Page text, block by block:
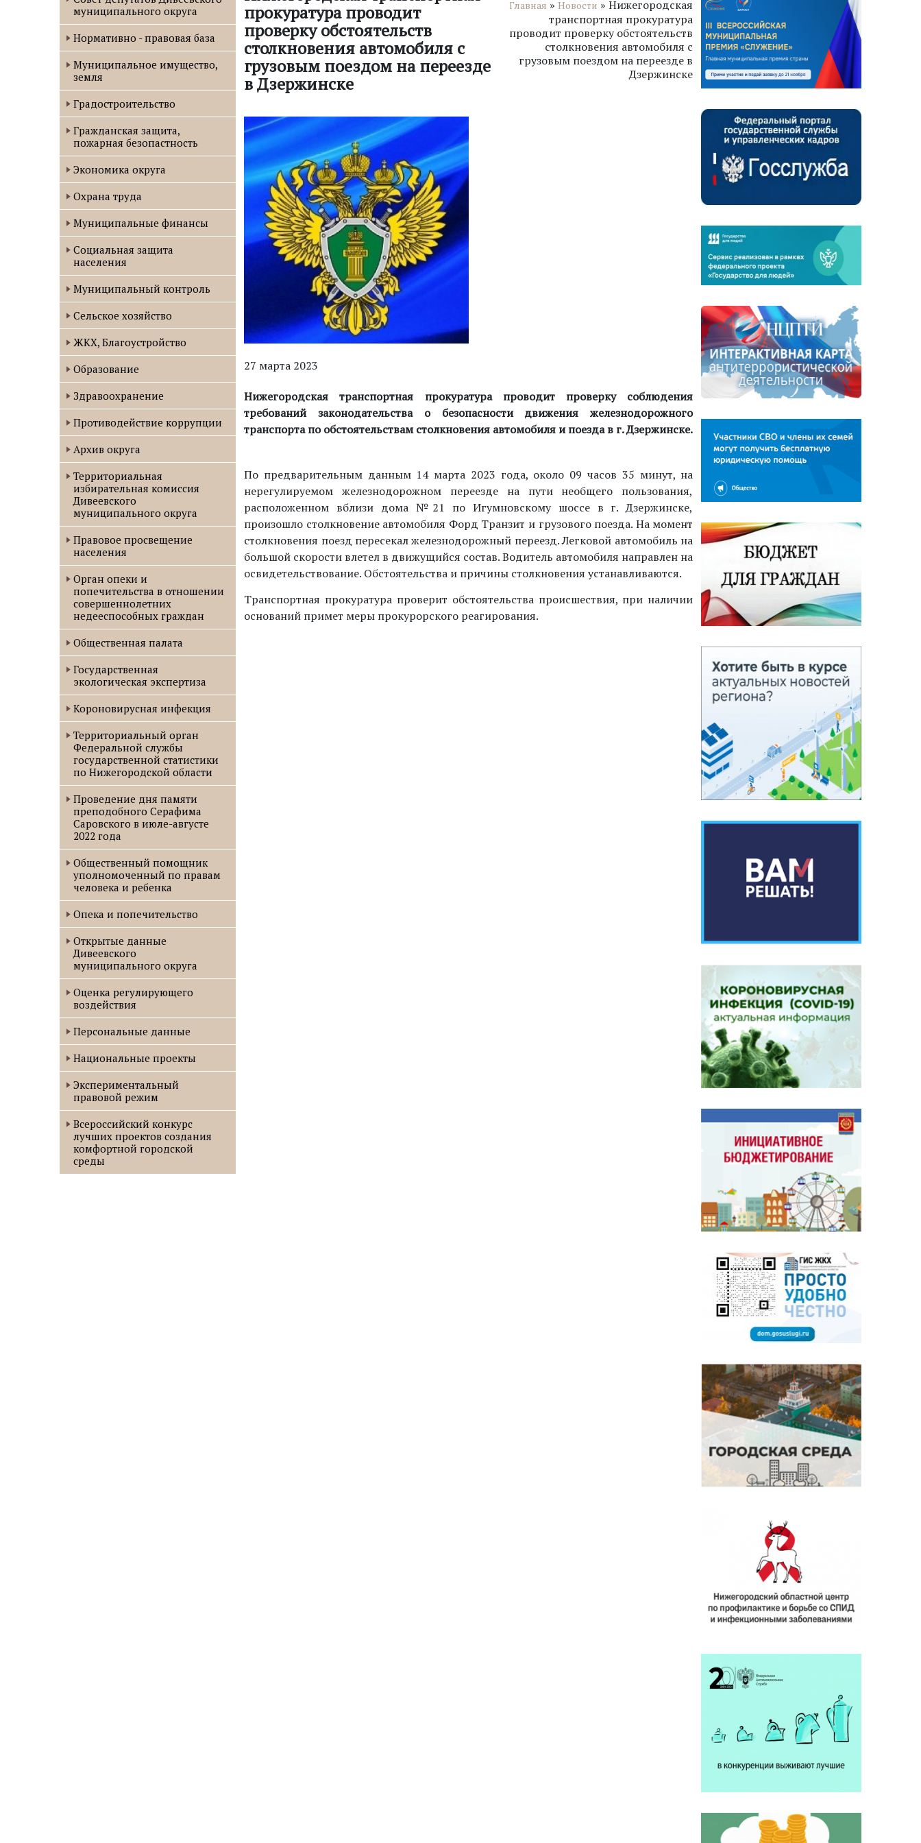
муниципального округа
Нормативно - правовая база
Муниципальное имущество,
земля
Градостроительство
Гражданская защита,
пожарная безопастность
Экономика округа
Охрана труда
Муниципальные финансы
Социальная защита
населения
Муниципальный контроль
Сельское хозяйство
ЖКХ, Благоустройство
Образование
Здравоохранение
Противодействие коррупции
Архив округа
Территориальная
избирательная комиссия
Дивеевского
муниципального округа
Правовое просвещение
населения
Орган опеки и
попечительства в отношении
совершеннолетних
недееспособных граждан
Общественная палата
Государственная
экологическая экспертиза
Короновирусная инфекция
Территориальный орган
Федеральной службы
государственной статистики
по Нижегородской области
Проведение дня памяти
преподобного Серафима
Саровского в июле-августе
2022 года
Oбщественный помощник
уполномоченный по правам
человека и ребенка
Опека и попечительство
Открытые данные
Дивеевского
муниципального округа
Оценка регулирующего
воздействия
Персональные данные
Национальные проекты
Экспериментальный
правовой режим
Всероссийский конкурс
лучших проектов создания
комфортной городской
среды
прокуратура проводит
проверку обстоятельств
столкновения автомобиля с
грузовым поездом на переезде
в Дзержинске
Главная »Новости »Нижегородская
транспортная прокуратура
проводит проверку обстоятельств
столкновения автомобиля с
грузовым поездом на переезде в
Дзержинске
27 марта 2023
Нижегородская транспортная прокуратура проводит проверку соблюдения
требований законодательства о безопасности движения железнодорожного
транспорта по обстоятельствам столкновения автомобиля и поезда в г. Дзержинске.
По предварительным данным 14 марта 2023 года, около 09 часов 35 минут, на
нерегулируемом железнодорожном переезде на пути необщего пользования,
расположенном вблизи дома №21 по Игумновскому шоссе в г. Дзержинске,
произошло столкновение автомобиля Форд Транзит и грузового поезда. На момент
столкновения поезд пересекал железнодорожный переезд. Легковой автомобиль на
большой скорости влетел в движущийся состав. Водитель автомобиля направлен на
освидетельствование. Обстоятельства и причины столкновения устанавливаются.
Транспортная прокуратура проверит обстоятельства происшествия, при наличии
оснований примет меры прокурорского реагирования.